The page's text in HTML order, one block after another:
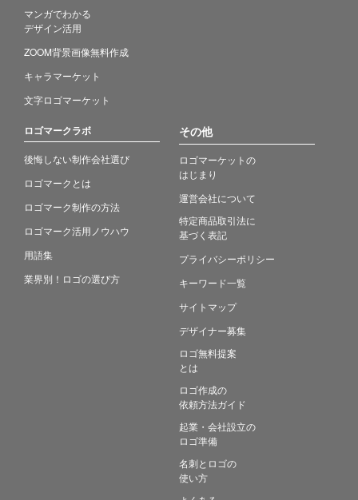
マンガでわかる
デザイン活用
ZOOM背景画像無料作成
キャラマーケット
文字ロゴマーケット
ロゴマークラボ
後悔しない制作会社選び
ロゴマークとは
ロゴマーク制作の方法
ロゴマーク活用ノウハウ
用語集
業界別！ロゴの選び方
その他
ロゴマーケットの
はじまり
運営会社について
特定商品取引法に
基づく表記
プライバシーポリシー
キーワード一覧
サイトマップ
デザイナー募集
ロゴ無料提案
とは
ロゴ作成の
依頼方法ガイド
起業・会社設立の
ロゴ準備
名刺とロゴの
使い方